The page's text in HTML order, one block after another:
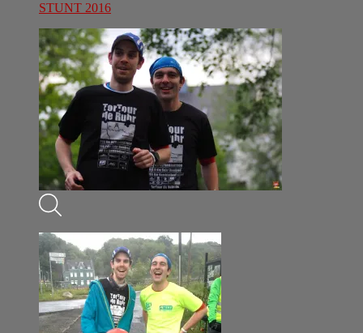
STUNT 2016